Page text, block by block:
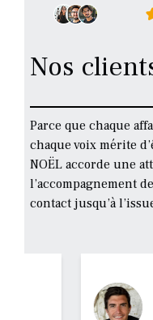
Nos
Parce que chaque
chaque voix mérite
NOËL accorde une
l’accompagnement
contact jusqu’à